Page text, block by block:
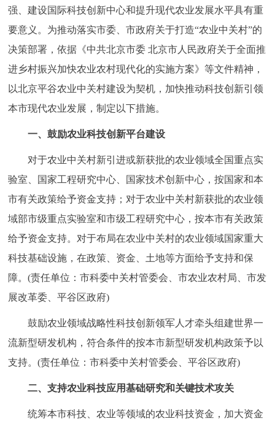
北京概况 十六区概览 人文北京
绿色北京 图说北京 视频北京
ENGLISH 한국어
ESPAÑOL العربية PORTUGUÊS
ITALIANO
强、建设国际科技创新中心和提升现代农业发展水平具有重
要意义。为推动落实市委、市政府关于打造“农业中关村”的
决策部署，依据《中共北京市委 北京市人民政府关于全面推
进乡村振兴加快农业农村现代化的实施方案》等文件精神，
以北京平谷农业中关村建设为契机，加快推动科技创新引领
本市现代农业发展，制定以下措施。
一、鼓励农业科技创新平台建设
对于农业中关村新引进或新获批的农业领域全国重点实
验室、国家工程研究中心、国家技术创新中心，按国家和本
市有关政策给予资金支持；对于农业中关村新获批的农业领
域部市级重点实验室和市级工程研究中心，按本市有关政策
给予资金支持。对于布局在农业中关村的农业领域国家重大
科技基础设施，在政策、资金、土地等方面给予支持和保
障。(责任单位：市科委中关村管委会、市农业农村局、市发
展改革委、平谷区政府)
鼓励农业领域战略性科技创新领军人才牵头组建世界一
流新型研发机构，符合条件的按本市新型研发机构政策予以
支持。(责任单位：市科委中关村管委会、平谷区政府)
二、支持农业科技应用基础研究和关键技术攻关
统筹本市科技、农业等领域的农业科技资金，加大资金